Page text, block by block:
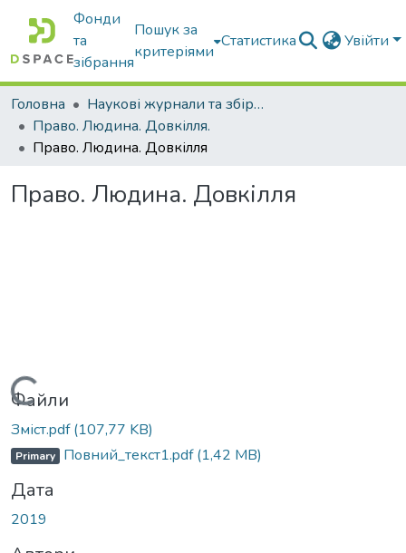
Фонди
та
зібрання
Пошук за
критеріями
Статистика Увійти
Головна
Наукові журнали та збірники видань
Право. Людина. Довкілля.
Право. Людина. Довкілля
Право. Людина. Довкілля
Вантажиться...
Файли
Зміст.pdf(107,77 KB)
Primary Повний_текст1.pdf(1,42 MB)
Дата
2019